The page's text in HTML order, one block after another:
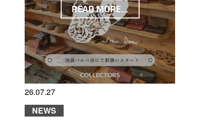
READ MORE...
26.07.27
NEWS